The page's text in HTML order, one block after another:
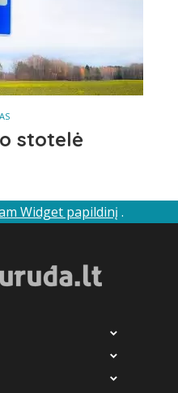
stotelė
Widget papildinį .